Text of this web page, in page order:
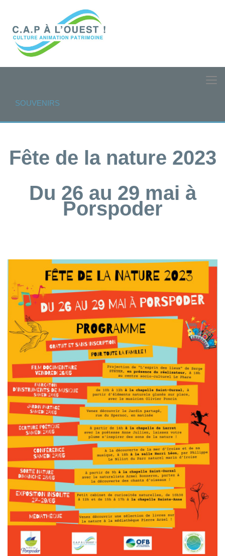
SOUVENIRS
Fête de la nature 2023
Du 26 au 29 mai à
Porspoder